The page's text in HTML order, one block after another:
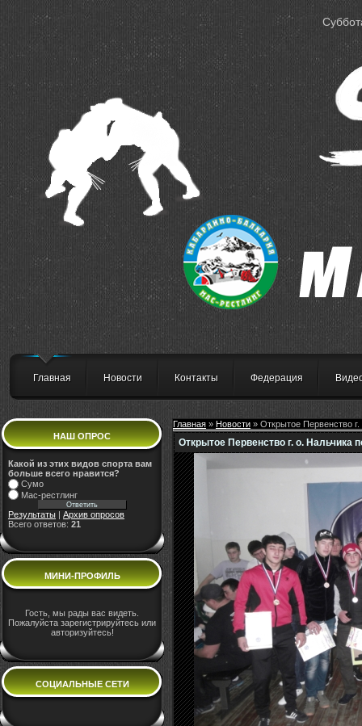
Главная Новости Контакты Федерация
НАШ ОПРОС
Какой из этих видов спорта вам
больше всего нравится?
Сумо
Мас-рестлинг
Результаты
Архив опросов
Всего ответов: 21
МИНИ-ПРОФИЛЬ
Гость, мы рады вас видеть.
Пожалуйста зарегистрируйтесь или
авторизуйтесь!
СОЦИАЛЬНЫЕ СЕТИ
Главная » Новости » Открытое Первенство
Открытое Первенство г. о. Нальчика